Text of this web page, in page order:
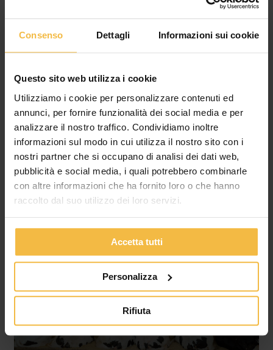
Consenso Dettagli Informazioni sui cookie
Questo sito web utilizza i cookie
Utilizziamo i cookie per personalizzare contenuti ed
annunci, per fornire funzionalità dei social media e per
analizzare il nostro traffico. Condividiamo inoltre
informazioni sul modo in cui utilizza il nostro sito con i
nostri partner che si occupano di analisi dei dati web,
pubblicità e social media, i quali potrebbero combinarle
con altre informazioni che ha fornito loro o che hanno
raccolto dal suo utilizzo dei loro servizi.
Accetta tutti
Personalizza
Rifiuta
IL CONSORZIO AGRARIO DI CREMONA
LANCIA IL NUOVO SERVIZIO DIGITALE PER LA
GESTIONE DEI QUADERNI DI CAMPAGNA
agricolo sempre più orientato all’innovazione e alla conformità